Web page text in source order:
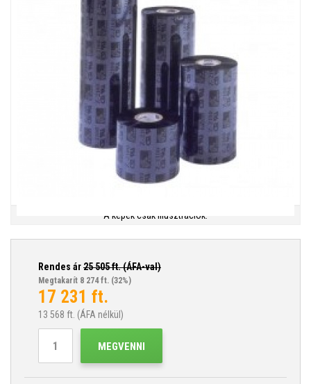
A képek csak illusztrációk.
Rendes ár25 505ft. (ÁFA-val)
Megtakarít 8 274 ft. (32%)
17 231 ft.
13 568 ft. (ÁFA nélkül)
MEGVENNI